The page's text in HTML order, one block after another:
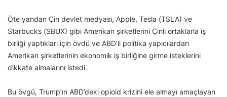
Öte yandan Çin devlet medyası, Apple, Tesla (TSLA) ve
Starbucks (SBUX) gibi Amerikan şirketlerini Çinli ortaklarla iş
birliği yaptıkları için övdü ve ABD’li politika yapıcılardan
Amerikan şirketlerinin ekonomik iş birliğine girme isteklerini
dikkate almalarını istedi.
Bu övgü, Trump’ın ABD’deki opioid krizini ele almayı amaçlayan